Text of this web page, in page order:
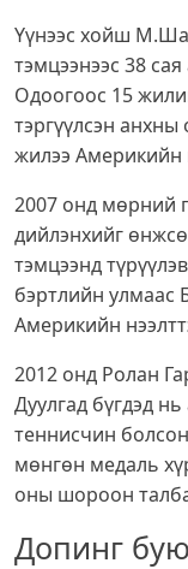
Үүнээс хойш
тэмцээнээс 38
Одоогоос 15
тэргүүлсэн
жилээ Америкийн
2007 онд мөрний
дийлэнхийг
тэмцээнд
бэртлийн улмаас
Америкийн
2012 онд Ролан
Дуулгад бүгдэд
теннисчин
мөнгөн медаль
оны шороон
Допинг